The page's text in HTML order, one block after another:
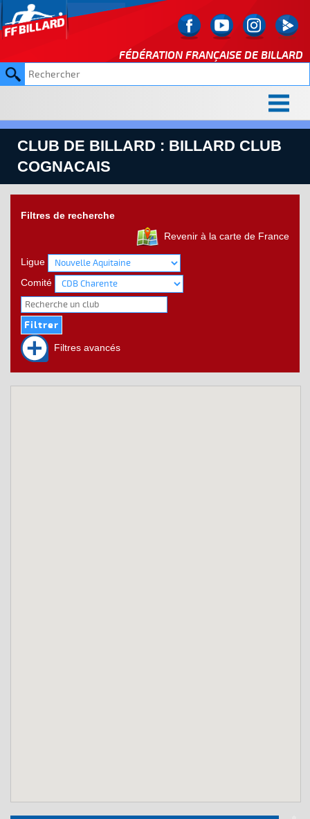
FÉDÉRATION FRANÇAISE DE BILLARD
CLUB DE BILLARD : BILLARD CLUB
COGNACAIS
Filtres de recherche
Revenir à la carte de France
Ligue
Comité
Filtres avancés